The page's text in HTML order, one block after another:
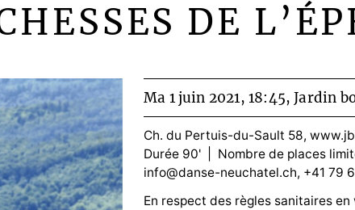
DE
Ma 1 juin 2021, 18:45,Jardin
Ch. du Pertuis-du-Sault 58,
Durée 90' | Nombre de places
info@danse-neuchatel.ch, +41 79
En respect des règles sanitaires en